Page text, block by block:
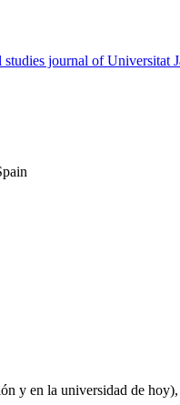
journal of Universitat
y en la universidad de hoy),